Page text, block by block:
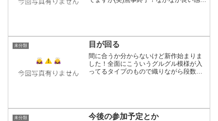
未分類 目が回る
間に合うか分からないけど新作始まりま
した！全面にこういうグルグル模様が入
ってるタイプのもので織りながら段数を
未分類 今後の参加予定とか